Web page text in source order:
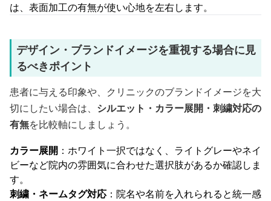
は、表面加工の有無が使い心地を左右します。
デザイン・ブランドイメージを重視する場合に見
るべきポイント
患者に与える印象や、クリニックのブランドイメージを大
切にしたい場合は、 シルエット・カラー展開・刺繍対応の
有無を比較軸にしましょう。
カラー展開 ：ホワイト一択ではなく、ライトグレーやネイ
ビーなど院内の雰囲気に合わせた選択肢があるか確認しま
す。
刺繍・ネームタグ対応 ：院名や名前を入れられると統一感